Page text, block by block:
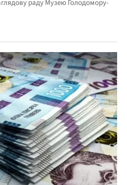
раду Музею Голодомору-